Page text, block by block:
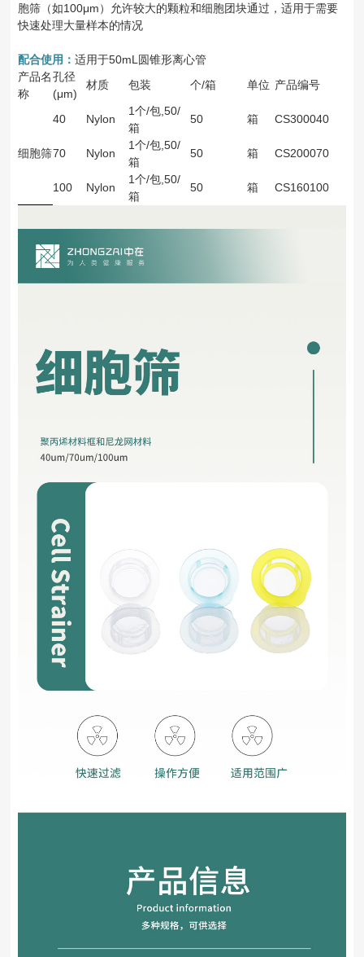
胞筛（如100μm）允许较大的颗粒和细胞团块通过，适用于需要
快速处理大量样本的情况
配合使用： 适用于50mL圆锥形离心管
产品名
称
孔径
(μm)
材质 包装 个/箱 单位 产品编号
细胞筛
40 Nylon
1个/包,50/
箱
50 箱 CS300040
70 Nylon
1个/包,50/
箱
50 箱 CS200070
100 Nylon
1个/包,50/
箱
50 箱 CS160100